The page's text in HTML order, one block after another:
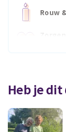
Rouw
Geld
Heb je dit